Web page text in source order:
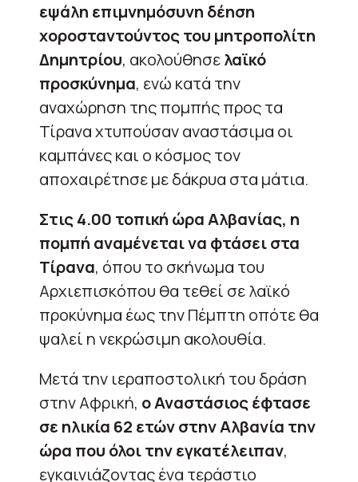
εψάλη επιμνημόσυνη δέηση
χοροσταντούντος του μητροπολίτη
Δημητρίου, ακολούθησελαϊκό
προσκύνημα, ενώ κατά την
αναχώρηση της πομπής προς τα
Τίρανα χτυπούσαν αναστάσιμα οι
καμπάνες και ο κόσμος τον
αποχαιρέτησε με δάκρυα στα μάτια.
Στις 4.00 τοπική ώρα Αλβανίας, η
πομπή αναμένεται να φτάσει στα
Τίρανα, όπου το σκήνωμα του
Αρχιεπισκόπου θα τεθεί σε λαϊκό
προκύνημα έως την Πέμπτη οπότε θα
ψαλεί η νεκρώσιμη ακολουθία.
Μετά την ιεραποστολική του δράση
στην Αφρική, ο Αναστάσιος έφτασε
σε ηλικία 62 ετών στην Αλβανία την
ώρα που όλοι την εγκατέλειπαν,
εγκαινιάζοντας ένα τεράστιο